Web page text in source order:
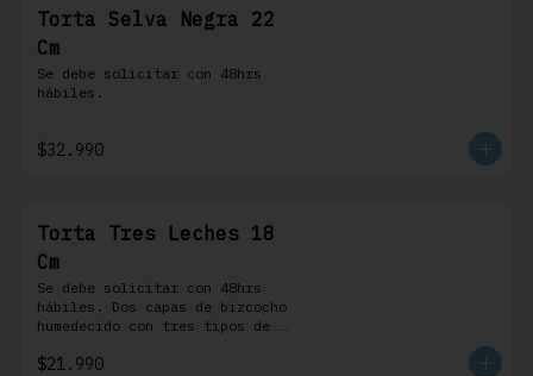
Torta Selva Negra 22
Cm
Se debe solicitar con 48hrs
hábiles.
$32.990
Torta Tres Leches 18
Cm
Se debe solicitar con 48hrs
hábiles. Dos capas de bizcocho
humedecido con tres tipos de
pastelera, cubierta con
$21.990